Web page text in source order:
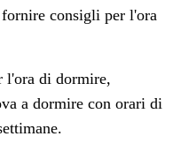
consigli per l'ora
l'ora di dormire,
a dormire con orari di